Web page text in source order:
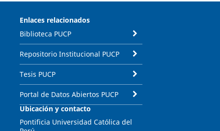
Enlaces relacionados
Biblioteca PUCP
Repositorio Institucional PUCP
Tesis PUCP
Portal de Datos Abiertos PUCP
Ubicación y contacto
Pontificia Universidad Católica del